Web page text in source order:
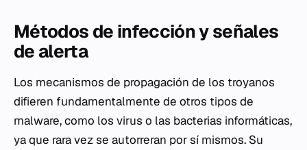
Métodos de infección y señales
de alerta
Los mecanismos de propagación de los troyanos
difieren fundamentalmente de otros tipos de
malware, como los virus o las bacterias informáticas,
ya que rara vez se autorreran por sí mismos. Su